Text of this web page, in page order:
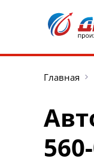
Главная